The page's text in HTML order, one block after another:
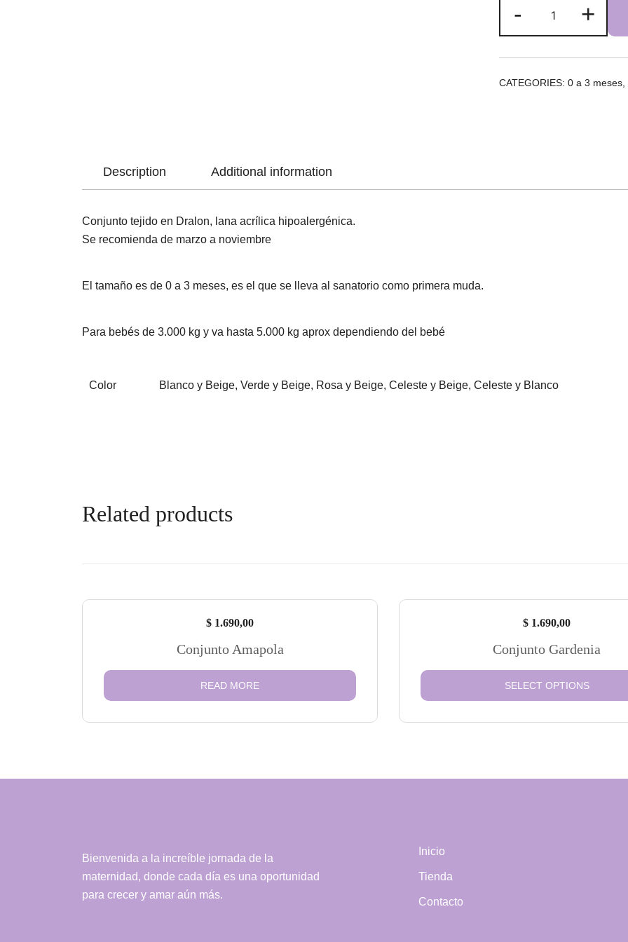
-
Brisa
quantity
+
CATEGORIES: 0 a 3 meses
Description Additional information
Conjunto tejido en Dralon, lana acrílica hipoalergénica.
Se recomienda de marzo a noviembre
El tamaño es de 0 a 3 meses, es el que se lleva al sanatorio como primera muda.
Para bebés de 3.000 kg y va hasta 5.000 kg aprox dependiendo del bebé
Color Blanco y Beige, Verde y Beige, Rosa y Beige, Celeste y Beige, Celeste y Blanco
Related products
$ 1.690,00
Conjunto Amapola
READ MORE
$ 1.690,00
Conjunto Gardenia
SELECT OPTIONS
Bienvenida a la increíble jornada de la
maternidad, donde cada día es una oportunidad
para crecer y amar aún más.
Inicio
Tienda
Contacto